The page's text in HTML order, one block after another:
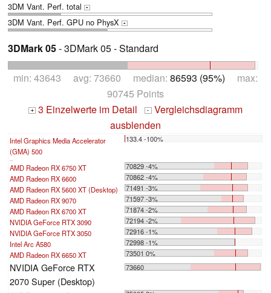
3DM Vant. Perf. total +
3DM Vant. Perf. GPU no PhysX +
3DMark 05- 3DMark 05 - Standard
min: 43643 avg: 73660 median: 86593 (95%) max:
90745 Points
+ 3 Einzelwerte im Detail - Vergleichsdiagramm
ausblenden
Intel Graphics Media Accelerator
(GMA) 500
133.4 -100%
...
AMD Radeon RX 6750 XT
70829 -4%
AMD Radeon RX 6600
70862 -4%
AMD Radeon RX 5600 XT (Desktop)
71491 -3%
AMD Radeon RX 9070
71597 -3%
AMD Radeon RX 6700 XT
71874 -2%
NVIDIA GeForce RTX 3090
72194 -2%
NVIDIA GeForce RTX 3050
72916 -1%
Intel Arc A580
72998 -1%
AMD Radeon RX 6650 XT
73501 0%
NVIDIA GeForce RTX
2070 Super (Desktop)
73660